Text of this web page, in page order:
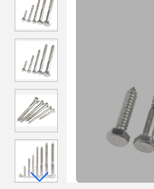
corrosão para aplicações
máquinas